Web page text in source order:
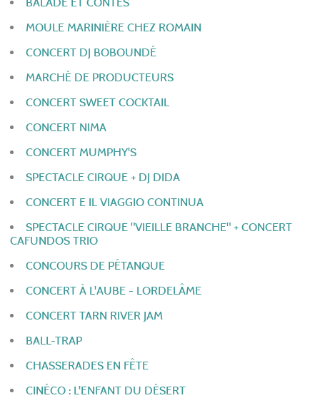
MOULE MARINIÈRE CHEZ ROMAIN
CONCERT DJ BOBOUNDÉ
MARCHÉ DE PRODUCTEURS
CONCERT SWEET COCKTAIL
CONCERT NIMA
CONCERT MUMPHY'S
SPECTACLE CIRQUE + DJ DIDA
CONCERT E IL VIAGGIO CONTINUA
SPECTACLE CIRQUE "VIEILLE BRANCHE" + CONCERT
CAFUNDOS TRIO
CONCOURS DE PÉTANQUE
CONCERT À L'AUBE - LORDELÂME
CONCERT TARN RIVER JAM
BALL-TRAP
CHASSERADES EN FÊTE
CINÉCO : L'ENFANT DU DÉSERT